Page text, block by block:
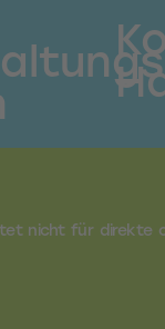
nicht für direkte